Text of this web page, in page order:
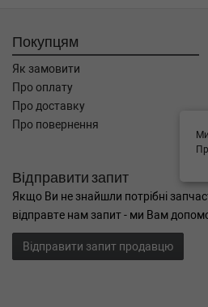
Покупцям
Як замовити
Про оплату
Про доставку
Про повернення
Відправити запит
Якщо Ви не знайшли потрібні
відправте нам запит - ми Вам
Відправити запит продавцю